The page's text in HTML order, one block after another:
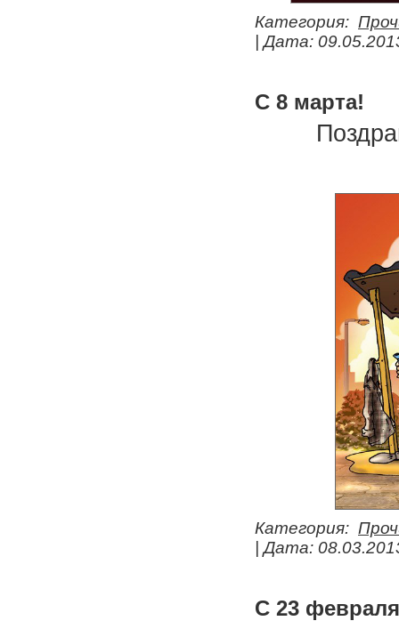
Категория:
| Дата:
С 8 марта!
Категория:
| Дата:
С 23